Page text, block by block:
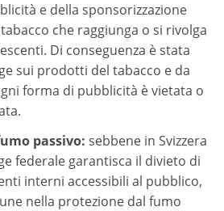
e della sponsorizzazione
che raggiunga o si rivolga
Di conseguenza è stata
sui prodotti del tabacco e da
forma di pubblicità è vietata o
passivo: sebbene in Svizzera
federale garantisca il divieto di
interni accessibili al pubblico,
nella protezione dal fumo